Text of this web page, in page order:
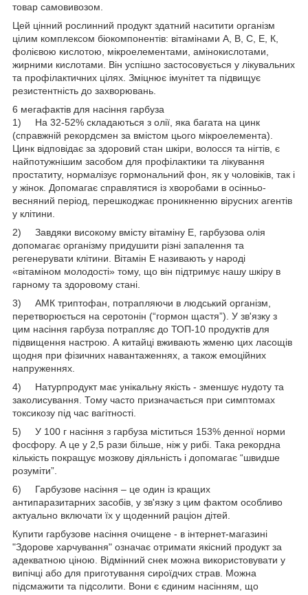
товар самовивозом.
Цей цінний рослинний продукт здатний наситити організм
цілим комплексом біокомпонентів: вітамінами А, В, С, Е, К,
фолієвою кислотою, мікроелементами, амінокислотами,
жирними кислотами. Він успішно застосовується у лікувальних
та профілактичних цілях. Зміцнює імунітет та підвищує
резистентність до захворювань.
6 мегафактів для насіння гарбуза
1) На 32-52% складаються з олії, яка багата на цинк
(справжній рекордсмен за вмістом цього мікроелемента).
Цинк відповідає за здоровий стан шкіри, волосся та нігтів, є
найпотужнішим засобом для профілактики та лікування
простатиту, нормалізує гормональний фон, як у чоловіків, так і
у жінок. Допомагає справлятися із хворобами в осінньо-
весняний період, перешкоджає проникненню вірусних агентів
у клітини.
2) Завдяки високому вмісту вітаміну Е, гарбузова олія
допомагає організму придушити різні запалення та
регенерувати клітини. Вітамін Е називають у народі
«вітаміном молодості» тому, що він підтримує нашу шкіру в
гарному та здоровому стані.
3) АМК триптофан, потрапляючи в людський організм,
перетворюється на серотонін (“гормон щастя”). У зв'язку з
цим насіння гарбуза потрапляє до ТОП-10 продуктів для
підвищення настрою. А китайці вживають жменю цих ласощів
щодня при фізичних навантаженнях, а також емоційних
напруженнях.
4) Натурпродукт має унікальну якість - зменшує нудоту та
заколисування. Тому часто призначається при симптомах
токсикозу під час вагітності.
5) У 100 г насіння з гарбуза міститься 153% денної норми
фосфору. А це у 2,5 рази більше, ніж у рибі. Така рекордна
кількість покращує мозкову діяльність і допомагає “швидше
розуміти”.
6) Гарбузове насіння – це один із кращих
антипаразитарних засобів, у зв'язку з цим фактом особливо
актуально включати їх у щоденний раціон дітей.
Купити гарбузове насіння очищене - в інтернет-магазині
"Здорове харчування" означає отримати якісний продукт за
адекватною ціною. Відмінний снек можна використовувати у
випічці або для приготування сироїдчих страв. Можна
підсмажити та підсолити. Вони є єдиним насінням, що